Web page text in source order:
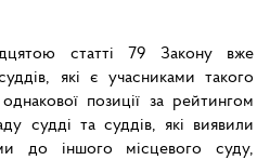
статті 79 Закону вже
які є учасниками такого
позиції за рейтингом
судді та суддів, які виявили
до іншого місцевого суду,